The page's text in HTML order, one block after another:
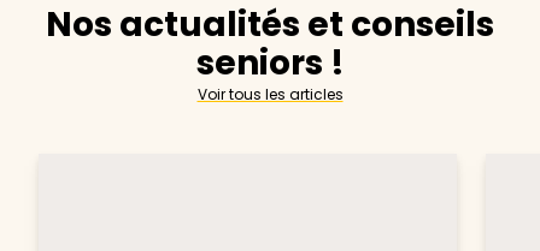
Nos actualités et conseils
seniors !
Voir tous les articles